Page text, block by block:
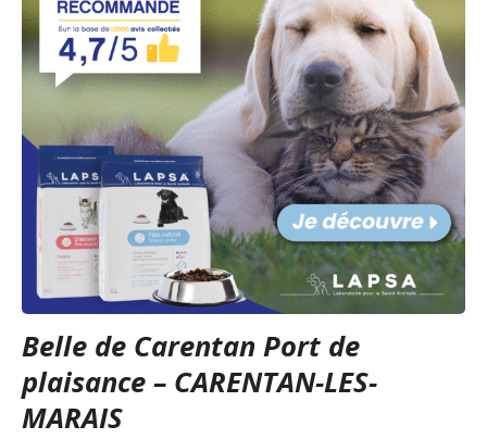
Belle de Carentan Port de
plaisance – CARENTAN-LES-
MARAIS